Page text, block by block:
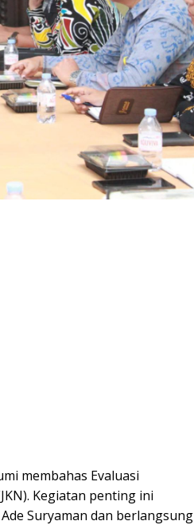
membahas Evaluasi
Kegiatan penting ini
Suryaman dan berlangsung